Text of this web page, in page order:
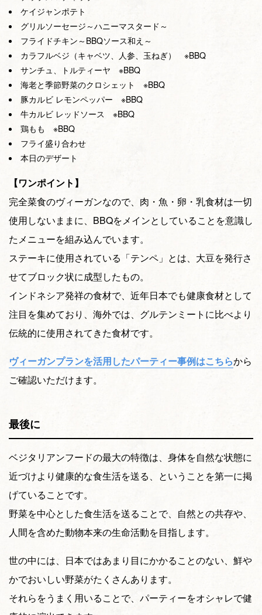
ケイジャンポテト
グリルソーセージ～ハニーマスタード～
フライドチキン～BBQソース和え～
カラフルベジ（キャベツ、人参、玉ねぎ） ※BBQ
サンチュ、トルティーヤ ※BBQ
海老と季節野菜のクロシェット ※BBQ
豚カルビ レモンペッパー ※BBQ
牛カルビ レッドソース ※BBQ
鶏もも ※BBQ
フライ盛り合わせ
本日のデザート
【ワンポイント】
完全菜食のヴィーガンなので、肉・魚・卵・乳食材は一切
使用しないままに、BBQをメインとしていることを意識し
たメニューを組み込んでいます。
ステーキに使用されている「テンペ」とは、大豆を発行さ
せてブロック状に成型したもの。
インドネシア発祥の食材で、近年日本でも健康食材として
注目を集めており、海外では、グルテンミートに比べより
伝統的に使用されてきた食材です。
ヴィーガンプランを活用したパーティー事例はこちらから
ご確認いただけます。
最後に
ベジタリアンフードの最大の特徴は、身体を自然な状態に
近づけより健康的な食生活を送る、ということを第一に掲
げていることです。
野菜を中心とした食生活を送ることで、自然との共存や、
人間を含めた動物本来の生命活動を目指します。
世の中には、日本ではあまり目にかかることのない、鮮や
かでおいしい野菜がたくさんあります。
それらをうまく用いることで、パーティーをオシャレで健